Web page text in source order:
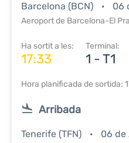
Barcelona (BCN) 06
Aeroport de Barcelona-El
Ha sortit a les:
17:33
Terminal:
1 - T1
Hora planificada de sortida:
Arribada
Tenerife (TFN) 06 de